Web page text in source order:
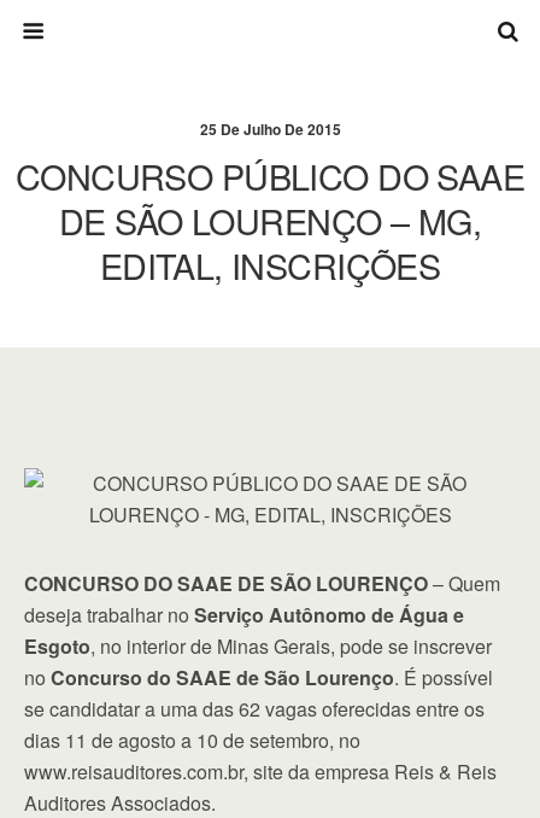
25 De Julho De 2015
CONCURSO PÚBLICO DO SAAE
DE SÃO LOURENÇO – MG,
EDITAL, INSCRIÇÕES
CONCURSO DO SAAE DE SÃO LOURENÇO– Quem
deseja trabalhar no Serviço Autônomo de Água e
Esgoto, no interior de Minas Gerais, pode se inscrever
no Concurso do SAAE de São Lourenço. É possível
se candidatar a uma das 62 vagas oferecidas entre os
dias 11 de agosto a 10 de setembro, no
www.reisauditores.com.br, site da empresa Reis & Reis
Auditores Associados.